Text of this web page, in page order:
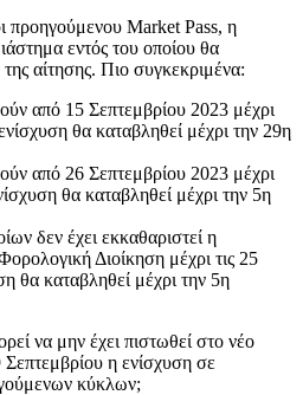
προηγούμενου Market Pass, η
εντός του οποίου θα
αίτησης. Πιο συγκεκριμένα:
από 15 Σεπτεμβρίου 2023 μέχρι
θα καταβληθεί μέχρι την 29η
από 26 Σεπτεμβρίου 2023 μέχρι
θα καταβληθεί μέχρι την 5η
δεν έχει εκκαθαριστεί η
Διοίκηση μέχρι τις 25
θα καταβληθεί μέχρι την 5η
να μην έχει πιστωθεί στο νέο
η ενίσχυση σε
κύκλων;